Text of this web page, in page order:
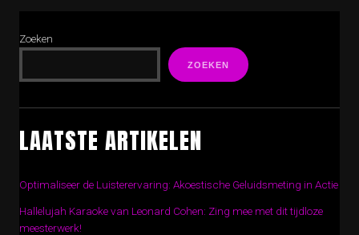
Zoeken
ZOEKEN
LAATSTE ARTIKELEN
Optimaliseer de Luisterervaring: Akoestische Geluidsmeting in Actie
Hallelujah Karaoke van Leonard Cohen: Zing mee met dit tijdloze
meesterwerk!